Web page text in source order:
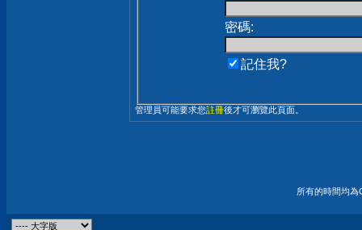
密碼:
記住我?
管理員可能要求您註冊後才可瀏覽此頁面。
所有的時間均為